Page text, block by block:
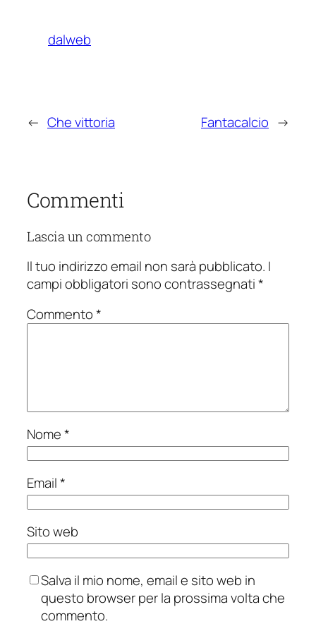
dalweb
← Che vittoria Fantacalcio →
Commenti
Lascia un commento
Il tuo indirizzo email non sarà pubblicato. I
campi obbligatori sono contrassegnati*
Commento*
Nome*
Email*
Sito web
Salva il mio nome, email e sito web in
questo browser per la prossima volta che
commento.